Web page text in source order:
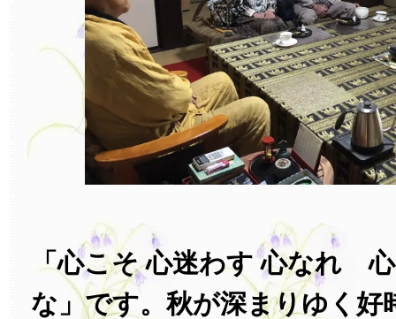
「心こそ 心迷わす 心なれ
な」です。秋が深まりゆく好